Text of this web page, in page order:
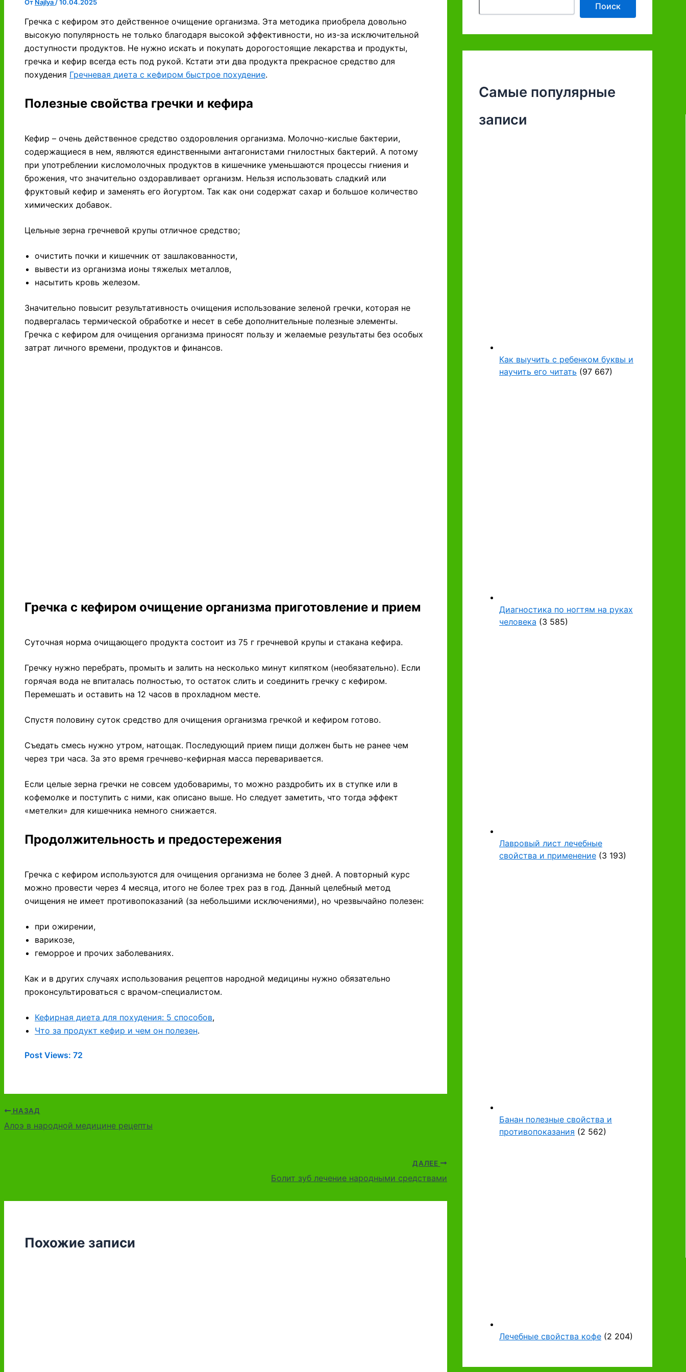
От Najlya /10.04.2025
Гречка с кефиром это действенное очищение организма. Эта методика приобрела довольно
высокую популярность не только благодаря высокой эффективности, но из-за исключительной
доступности продуктов. Не нужно искать и покупать дорогостоящие лекарства и продукты,
гречка и кефир всегда есть под рукой. Кстати эти два продукта прекрасное средство для
похудения Гречневая диета с кефиром быстрое похудение.
Полезные свойства гречки и кефира
Кефир – очень действенное средство оздоровления организма. Молочно-кислые бактерии,
содержащиеся в нем, являются единственными антагонистами гнилостных бактерий. А потому
при употреблении кисломолочных продуктов в кишечнике уменьшаются процессы гниения и
брожения, что значительно оздоравливает организм. Нельзя использовать сладкий или
фруктовый кефир и заменять его йогуртом. Так как они содержат сахар и большое количество
химических добавок.
Цельные зерна гречневой крупы отличное средство;
очистить почки и кишечник от зашлакованности,
вывести из организма ионы тяжелых металлов,
насытить кровь железом.
Значительно повысит результативность очищения использование зеленой гречки, которая не
подвергалась термической обработке и несет в себе дополнительные полезные элементы.
Гречка с кефиром для очищения организма приносят пользу и желаемые результаты без особых
затрат личного времени, продуктов и финансов.
Гречка с кефиром очищение организма приготовление и прием
Суточная норма очищающего продукта состоит из 75 г гречневой крупы и стакана кефира.
Гречку нужно перебрать, промыть и залить на несколько минут кипятком (необязательно). Если
горячая вода не впиталась полностью, то остаток слить и соединить гречку с кефиром.
Перемешать и оставить на 12 часов в прохладном месте.
Спустя половину суток средство для очищения организма гречкой и кефиром готово.
Съедать смесь нужно утром, натощак. Последующий прием пищи должен быть не ранее чем
через три часа. За это время гречнево-кефирная масса переваривается.
Если целые зерна гречки не совсем удобоваримы, то можно раздробить их в ступке или в
кофемолке и поступить с ними, как описано выше. Но следует заметить, что тогда эффект
«метелки» для кишечника немного снижается.
Продолжительность и предостережения
Гречка с кефиром используются для очищения организма не более 3 дней. А повторный курс
можно провести через 4 месяца, итого не более трех раз в год. Данный целебный метод
очищения не имеет противопоказаний (за небольшими исключениями), но чрезвычайно полезен:
при ожирении,
варикозе,
геморрое и прочих заболеваниях.
Как и в других случаях использования рецептов народной медицины нужно обязательно
проконсультироваться с врачом-специалистом.
Кефирная диета для похудения: 5 способов,
Что за продукт кефир и чем он полезен.
Post Views: 72
НАЗАД
Алоэ в народной медицине рецепты
ДАЛЕЕ
Болит зуб лечение народными средствами
Похожие записи
Поиск
Самые популярные
записи
Как выучить с ребенком буквы и
научить его читать (97 667)
Диагностика по ногтям на руках
человека (3 585)
Лавровый лист лечебные
свойства и применение (3 193)
Банан полезные свойства и
противопоказания (2 562)
Лечебные свойства кофе (2 204)